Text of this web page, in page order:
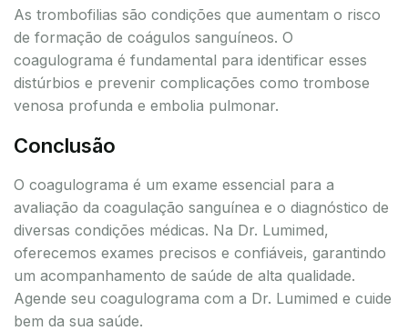
As trombofilias são condições que aumentam o risco
de formação de coágulos sanguíneos. O
coagulograma é fundamental para identificar esses
distúrbios e prevenir complicações como trombose
venosa profunda e embolia pulmonar.
Conclusão
O coagulograma é um exame essencial para a
avaliação da coagulação sanguínea e o diagnóstico de
diversas condições médicas. Na Dr. Lumimed,
oferecemos exames precisos e confiáveis, garantindo
um acompanhamento de saúde de alta qualidade.
Agende seu coagulograma com a Dr. Lumimed e cuide
bem da sua saúde.